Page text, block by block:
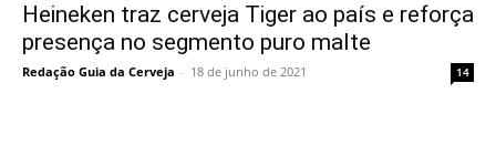
Heineken traz cerveja Tiger ao país e reforça
presença no segmento puro malte
Redação Guia da Cerveja - 18 de junho de 2021 14